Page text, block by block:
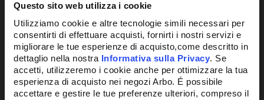
Questo sito web utilizza i cookie
Utilizziamo cookie e altre tecnologie simili necessari per
consentirti di effettuare acquisti, fornirti i nostri servizi e
migliorare le tue esperienze di acquisto,come descritto in
dettaglio nella nostra Informativa sulla Privacy. Se
accetti, utilizzeremo i cookie anche per ottimizzare la tua
esperienza di acquisto nei negozi Arbo. É possibile
accettare e gestire le tue preferenze ulteriori, compreso il
Potrebbe anche interessarti